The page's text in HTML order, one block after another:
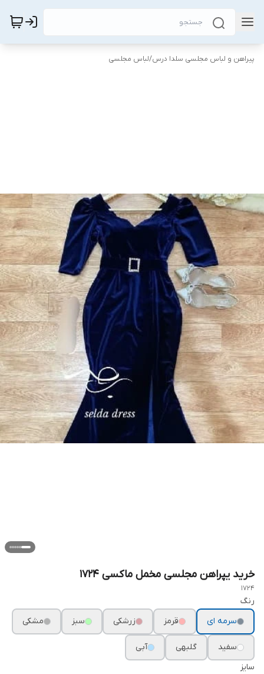
پیراهن و لباس مجلسی سلدا درس/لباس مجلسی
خرید یپراهن مجلسی مخمل ماکسی ۱۷۲۴
1724
رنگ
سرمه ای
قرمز زرشکی سبز مشکی
سفید گلبهی
آبی
سایز